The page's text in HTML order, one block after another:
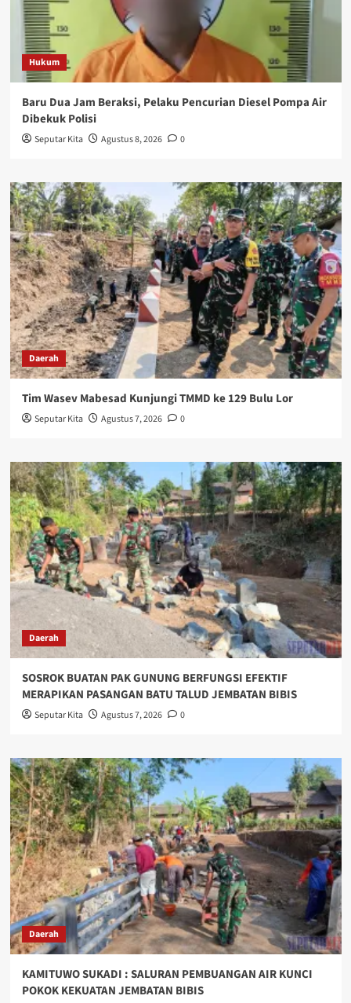
Hukum
Baru Dua Jam Beraksi, Pelaku Pencurian Diesel Pompa Air
Dibekuk Polisi
Seputar Kita Agustus 8, 2026 0
Daerah
Tim Wasev Mabesad Kunjungi TMMD ke 129 Bulu Lor
Seputar Kita Agustus 7, 2026 0
Daerah
SOSROK BUATAN PAK GUNUNG BERFUNGSI EFEKTIF
MERAPIKAN PASANGAN BATU TALUD JEMBATAN BIBIS
Seputar Kita Agustus 7, 2026 0
Daerah
KAMITUWO SUKADI : SALURAN PEMBUANGAN AIR KUNCI
POKOK KEKUATAN JEMBATAN BIBIS